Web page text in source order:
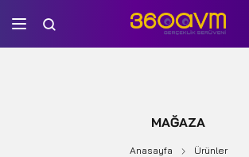
MAĞAZA
Anasayfa Ürünler